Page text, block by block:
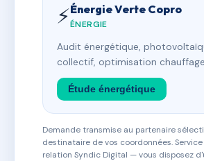
⚡Énergie Verte Copro
ÉNERGIE
Audit énergétique,
collectif, optimisation
Étude énergétique
Demande transmise au partenaire
destinataire de vos coordonnées.
relation Syndic Digital — vous disposez